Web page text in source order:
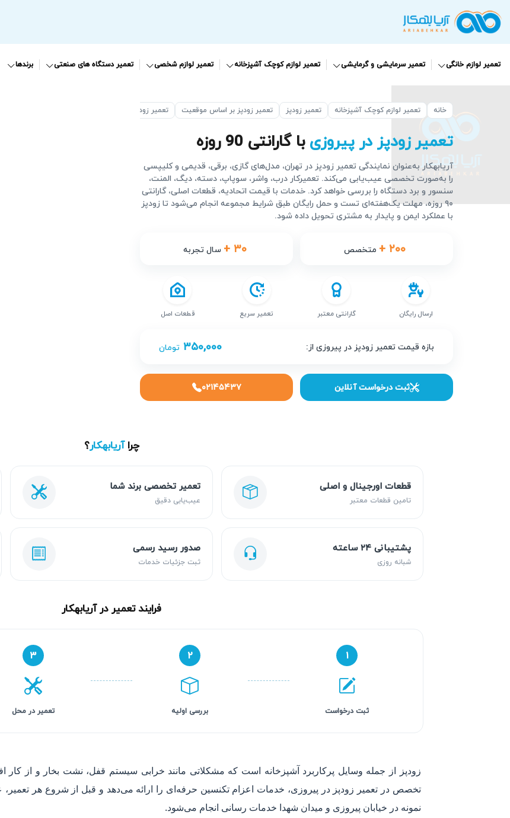
تعمیر لوازم خانگی تعمیر سرمایشی و گرمایشی تعمیر لوازم کوچک آشپزخانه تعمیر لوازم شخصی تعمیر دستگاه های صنعتی برندها
خانه تعمیر لوازم کوچک آشپزخانه تعمیر زودپز تعمیر زودپز بر اساس موقعیت تعمیر زودپز در پیروزی
تعمیر زودپز در پیروزیبا گارانتی 90 روزه
آریابهکار به‌عنوان نمایندگی تعمیر زودپز در تهران، مدل‌های گازی، برقی، قدیمی و کلیپسی
را به‌صورت تخصصی عیب‌یابی می‌کند. تعمیرکار درب، واشر، سوپاپ، دسته، دیگ، المنت،
سنسور و برد دستگاه را بررسی خواهد کرد. خدمات با قیمت اتحادیه، قطعات اصلی، گارانتی
۹۰ روزه، مهلت یک‌هفته‌ای تست و حمل رایگان طبق شرایط مجموعه انجام می‌شود تا زودپز
با عملکرد ایمن و پایدار به مشتری تحویل داده شود.
+ ۲۰۰ متخصص + ۳۰ سال تجربه
ارسال رایگان گارانتی معتبر تعمیر سریع قطعات اصل
بازه قیمت تعمیر زودپز در پیروزی از: ۳۵۰,۰۰۰ تومان
ثبت درخواست آنلاین ۰۲۱۴۵۴۳۷
چراآریابهکار؟
قطعات اورجینال و اصلی
تامین قطعات معتبر
تعمیر تخصصی برند شما
عیب‌یابی دقیق
پشتیبانی ۲۴ ساعته
شبانه روزی
صدور رسید رسمی
ثبت جزئیات خدمات
فرایند تعمیر در آریابهکار
۱
ثبت درخواست
۲
بررسی اولیه
۳
تعمیر در محل
زودپز از جمله وسایل پرکاربرد آشپزخانه است که مشکلاتی مانند خرابی سیستم قفل، نشت بخار و از کار
تخصص در تعمیر زودپز در پیروزی، خدمات اعزام تکنسین حرفه‌ای را ارائه می‌دهد و قبل از شروع هر تعمیر،
نمونه در خیابان پیروزی و میدان شهدا خدمات رسانی انجام می‌شود.